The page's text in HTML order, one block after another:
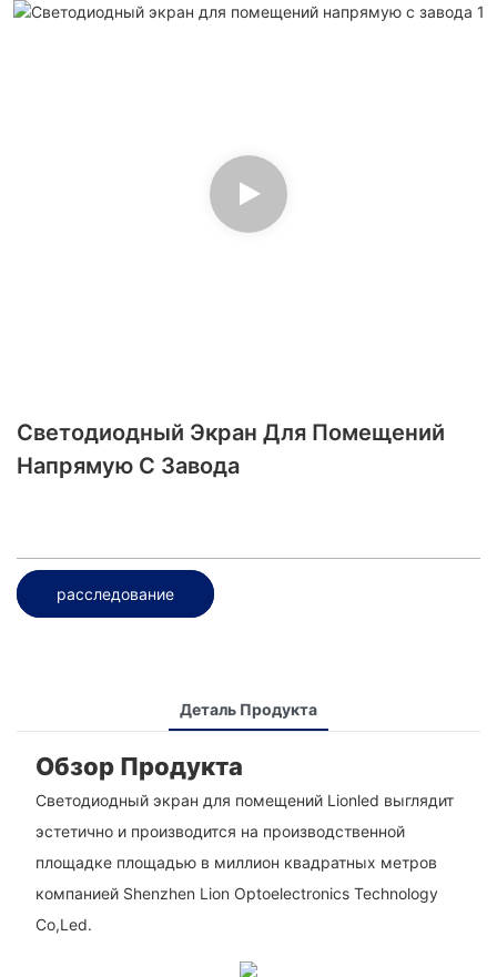
Светодиодный Экран Для Помещений
Напрямую С Завода
расследование
Деталь Продукта
Обзор Продукта
Светодиодный экран для помещений Lionled выглядит
эстетично и производится на производственной
площадке площадью в миллион квадратных метров
компанией Shenzhen Lion Optoelectronics Technology
Co,Led.